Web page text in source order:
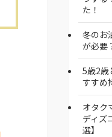
た！
冬のお
が必要
5歳2歳
すすめ
オタク
ディズ
選】